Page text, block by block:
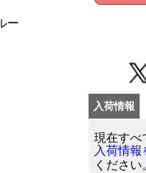
ー
入荷情報
現在すべ
入荷情
ください。